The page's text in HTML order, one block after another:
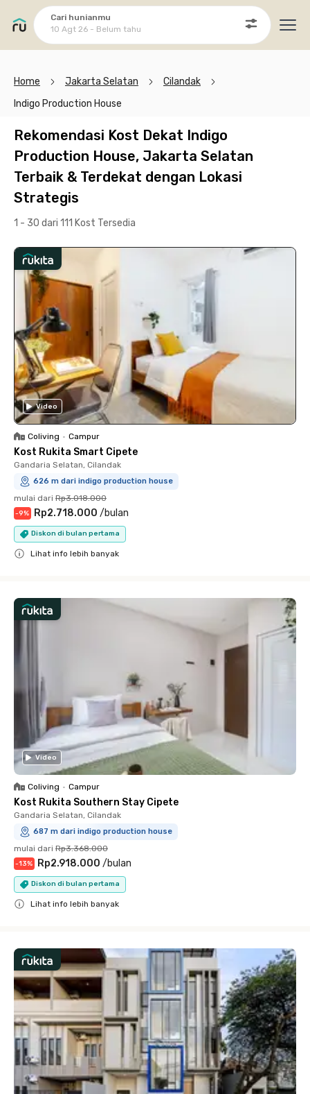
Cari hunianmu
10 Agt 26 - Belum tahu
Home Jakarta Selatan
Cilandak
Indigo Production House
Rekomendasi Kost Dekat Indigo
Production House, Jakarta Selatan
Terbaik & Terdekat dengan Lokasi
Strategis
1 - 30 dari 111 Kost Tersedia
Video
Coliving • Campur
Kost Rukita Smart Cipete
Gandaria Selatan, Cilandak
626 m dari indigo production house
mulai dari Rp3.018.000
-9% Rp2.718.000 /bulan
Diskon di bulan pertama
Lihat info lebih banyak
Video
Coliving • Campur
Kost Rukita Southern Stay Cipete
Gandaria Selatan, Cilandak
687 m dari indigo production house
mulai dari Rp3.368.000
-13% Rp2.918.000 /bulan
Diskon di bulan pertama
Lihat info lebih banyak